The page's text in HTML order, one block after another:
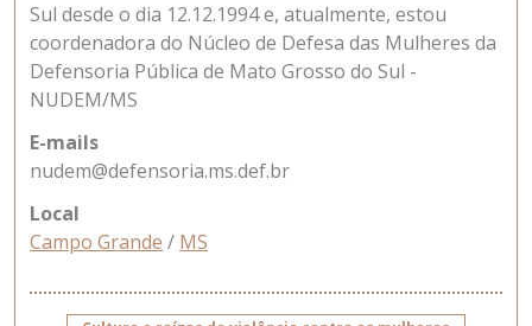
Sul desde o dia 12.12.1994 e, atualmente, estou
coordenadora do Núcleo de Defesa das Mulheres da
Defensoria Pública de Mato Grosso do Sul -
NUDEM/MS
E-mails
nudem@defensoria.ms.def.br
Local
Campo Grande / MS